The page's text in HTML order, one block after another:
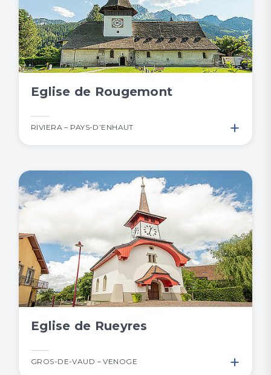
Eglise de Rougemont
RIVIERA – PAYS-D’ENHAUT +
Eglise de Rueyres
GROS-DE-VAUD – VENOGE +